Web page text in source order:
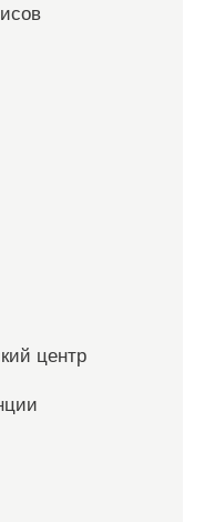
центр